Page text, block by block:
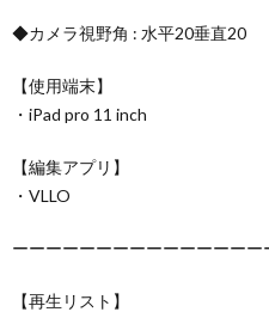
◆カメラ視野角 : 水平20垂直20
【使用端末】
・iPad pro 11 inch
【編集アプリ】
・VLLO
ーーーーーーーーーーーーーー
【再生リスト】